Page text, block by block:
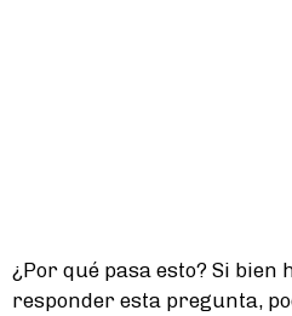
¿Por qué pasa esto? Si
responder esta pregunta,